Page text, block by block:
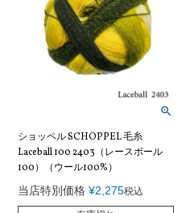
ショッペル SCHOPPEL 毛糸
Laceball 100 2403（レースボール
100）（ウール100%）
当店特別価格 ¥2,275税込